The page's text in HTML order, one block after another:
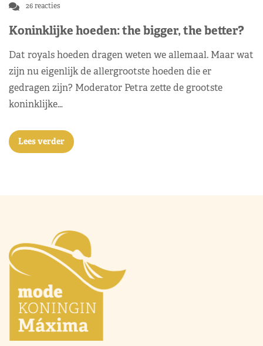
26 reacties
Koninklijke hoeden: the bigger, the better?
Dat royals hoeden dragen weten we allemaal. Maar wat
zijn nu eigenlijk de allergrootste hoeden die er
gedragen zijn? Moderator Petra zette de grootste
koninklijke…
Lees verder